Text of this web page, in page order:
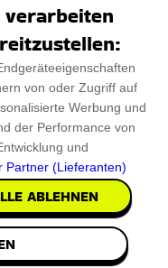
von oder Zugriff auf
Werbung und
der Performance von
und
Partner (Lieferanten)
ABLEHNEN